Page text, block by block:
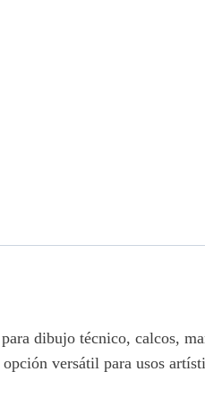
dibujo técnico, calcos,
versátil para usos